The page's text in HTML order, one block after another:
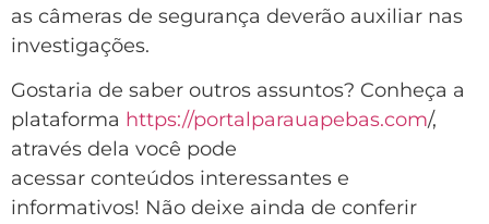
as câmeras de segurança deverão auxiliar nas
investigações.
Gostaria de saber outros assuntos? Conheça a
plataforma https://portalparauapebas.com/,
através dela você pode
acessar conteúdos interessantes e
informativos! Não deixe ainda de conferir